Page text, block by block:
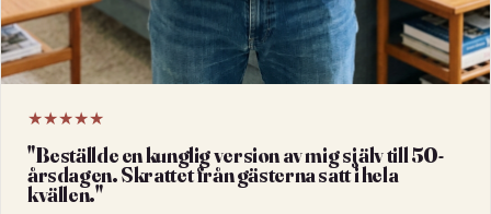
★★★★★
"Beställde en kunglig version av mig själv till 50-
årsdagen. Skrattet från gästerna satt i hela
kvällen."